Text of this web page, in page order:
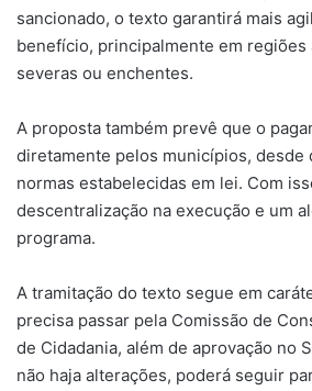
sancionado, o texto garantirá mais
benefício, principalmente em regiões
severas ou enchentes.
A proposta também prevê que o
diretamente pelos municípios, desde
normas estabelecidas em lei. Com
descentralização na execução e um
programa.
A tramitação do texto segue em
precisa passar pela Comissão de
de Cidadania, além de aprovação no
não haja alterações, poderá seguir